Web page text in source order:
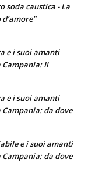
soda caustica - La
e i suoi amanti
Campania: Il
e i suoi amanti
Campania: da dove
e i suoi amanti
Campania: da dove